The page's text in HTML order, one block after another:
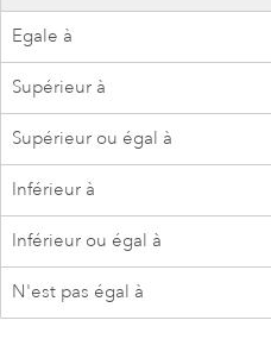
Egale à
Supérieur à
Supérieur ou égal à
Inférieur à
Inférieur ou égal à
N'est pas égal à